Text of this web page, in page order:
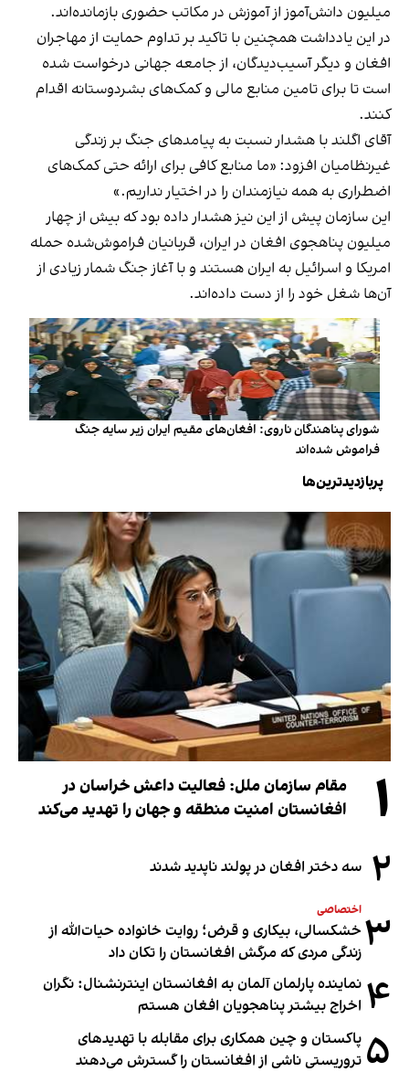
میلیون دانش‌آموز از آموزش در مکاتب حضوری بازمانده‌اند.
در این یادداشت همچنین با تاکید بر تداوم حمایت از مهاجران
افغان و دیگر آسیب‌دیدگان، از جامعه جهانی درخواست شده
است تا برای تامین منابع مالی و کمک‌های بشردوستانه اقدام
کنند.
آقای اگلند با هشدار نسبت به پیامدهای جنگ بر زندگی
غیرنظامیان افزود: «ما منابع کافی برای ارائه حتی کمک‌های
اضطراری به همه نیازمندان را در اختیار نداریم.»
این سازمان پیش از این نیز هشدار داده بود که بیش از چهار
میلیون پناهجوی افغان در ایران، قربانیان فراموش‌شده حمله
امریکا و اسرائیل به ایران هستند و با آغاز جنگ شمار زیادی از
آن‌ها شغل خود را از دست داده‌اند.
شورای پناهندگان ناروی: افغان‌های مقیم ایران زیر سایه جنگ
فراموش شده‌اند
پربازدیدترین‌ها
۱
مقام سازمان ملل: فعالیت داعش خراسان در
افغانستان امنیت منطقه و جهان را تهدید می‌کند
۲ سه دختر افغان در پولند ناپدید شدند
۳ اختصاصی
خشکسالی، بیکاری و قرض؛ روایت خانواده حیات‌الله از
زندگی مردی که مرگش افغانستان را تکان داد
۴ نماینده پارلمان آلمان به افغانستان اینترنشنال: نگران
اخراج بیشتر پناهجویان افغان هستم
۵ پاکستان و چین همکاری برای مقابله با تهدیدهای
تروریستی ناشی از افغانستان را گسترش می‌دهند